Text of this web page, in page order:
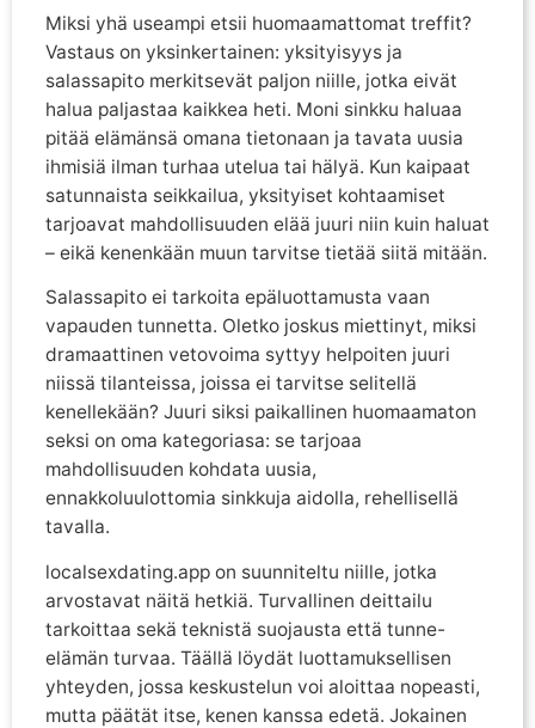
Miksi yhä useampi etsii huomaamattomat treffit?
Vastaus on yksinkertainen: yksityisyys ja
salassapito merkitsevät paljon niille, jotka eivät
halua paljastaa kaikkea heti. Moni sinkku haluaa
pitää elämänsä omana tietonaan ja tavata uusia
ihmisiä ilman turhaa utelua tai hälyä. Kun kaipaat
satunnaista seikkailua, yksityiset kohtaamiset
tarjoavat mahdollisuuden elää juuri niin kuin haluat
– eikä kenenkään muun tarvitse tietää siitä mitään.
Salassapito ei tarkoita epäluottamusta vaan
vapauden tunnetta. Oletko joskus miettinyt, miksi
dramaattinen vetovoima syttyy helpoiten juuri
niissä tilanteissa, joissa ei tarvitse selitellä
kenellekään? Juuri siksi paikallinen huomaamaton
seksi on oma kategoriasa: se tarjoaa
mahdollisuuden kohdata uusia,
ennakkoluulottomia sinkkuja aidolla, rehellisellä
tavalla.
localsexdating.app on suunniteltu niille, jotka
arvostavat näitä hetkiä. Turvallinen deittailu
tarkoittaa sekä teknistä suojausta että tunne-
elämän turvaa. Täällä löydät luottamuksellisen
yhteyden, jossa keskustelun voi aloittaa nopeasti,
mutta päätät itse, kenen kanssa edetä. Jokainen